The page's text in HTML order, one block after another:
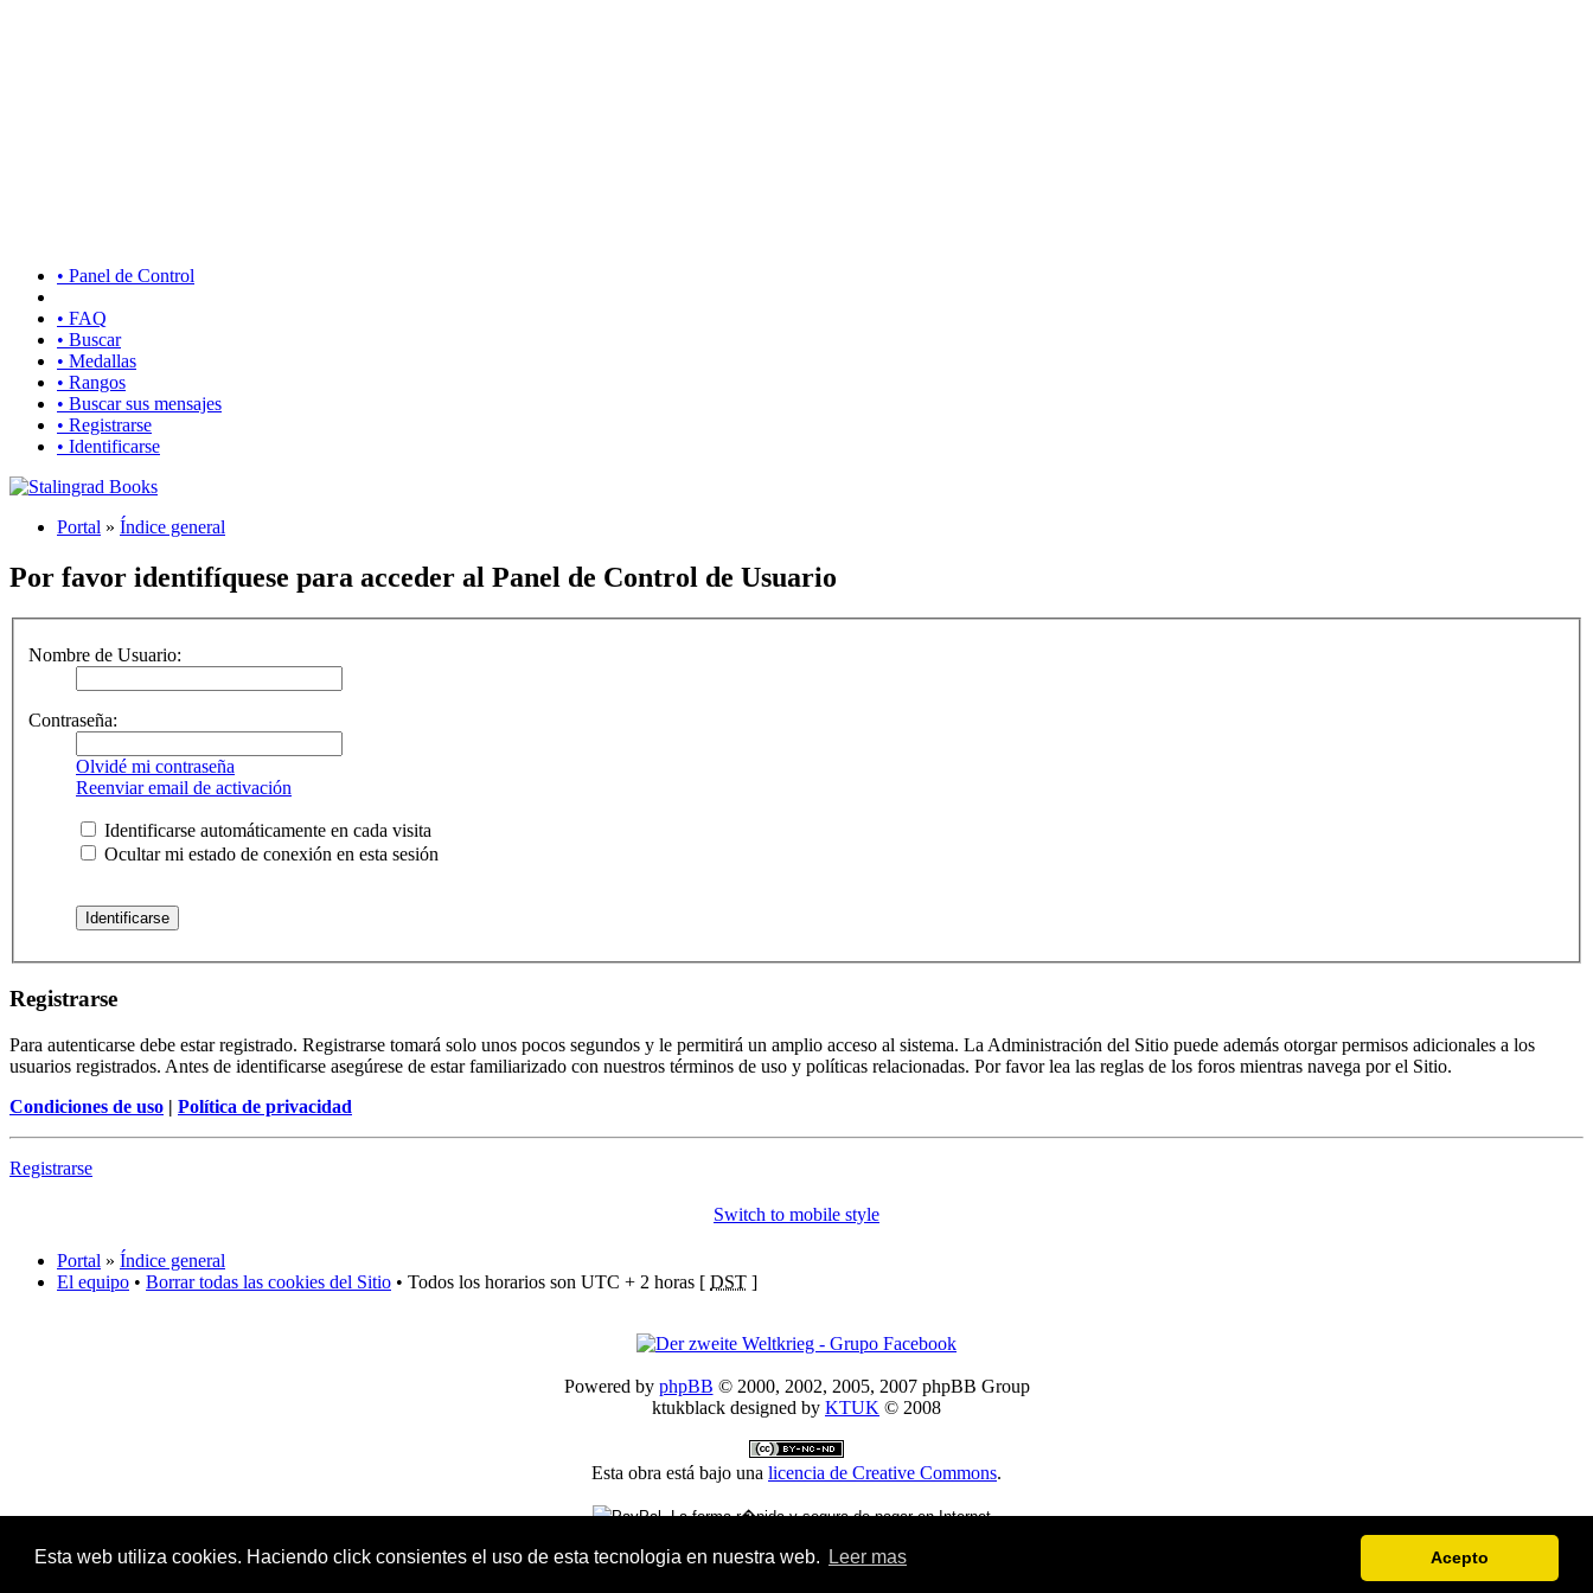
Esta web utiliza cookies. Haciendo click consientes el uso de esta tecnologia en nuestra web. Leer mas Acepto
• Panel de Control
• FAQ
• Buscar
• Medallas
• Rangos
• Buscar sus mensajes
• Registrarse
• Identificarse
Portal » Índice general
Por favor identifíquese para acceder al Panel de Control de Usuario
Nombre de Usuario:
Contraseña:
Olvidé mi contraseña
Reenviar email de activación
Identificarse automáticamente en cada visita
Ocultar mi estado de conexión en esta sesión
Registrarse
Para autenticarse debe estar registrado. Registrarse tomará solo unos pocos segundos y le permitirá un amplio acceso al sistema. La Administración del Sitio puede además otorgar permisos adicionales a los
usuarios registrados. Antes de identificarse asegúrese de estar familiarizado con nuestros términos de uso y políticas relacionadas. Por favor lea las reglas de los foros mientras navega por el Sitio.
Condiciones de uso | Política de privacidad
Registrarse
Switch to mobile style
Portal » Índice general
El equipo • Borrar todas las cookies del Sitio • Todos los horarios son UTC + 2 horas [ DST ]
Powered by phpBB © 2000, 2002, 2005, 2007 phpBB Group
ktukblack designed by KTUK © 2008
Esta obra está bajo una licencia de Creative Commons.